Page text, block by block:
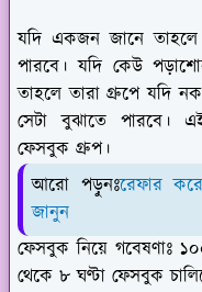
যদি একজন জানে তাহলে
পারবে। যদি কেউ
তাহলে তারা গ্রুপে যদি
সেটা বুঝাতে পারবে।
ফেসবুক গ্রুপ।
আরো পড়ুনঃরেফার
জানুন
ফেসবুক নিয়ে গবেষণাঃ
থেকে ৮ ঘণ্টা ফেসবুক